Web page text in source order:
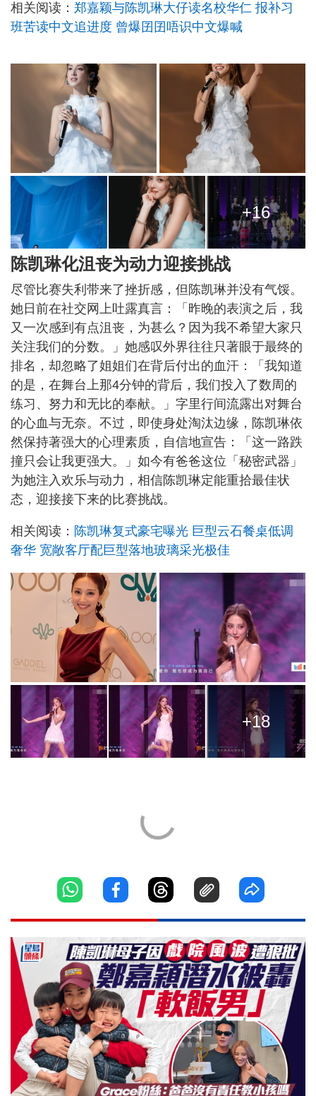
相关阅读： 郑嘉颖与陈凯琳大仔读名校华仁 报补习
班苦读中文追进度 曾爆囝囝唔识中文爆喊
+16
陈凯琳化沮丧为动力迎接挑战
尽管比赛失利带来了挫折感，但陈凯琳并没有气馁。
她日前在社交网上吐露真言：「昨晚的表演之后，我
又一次感到有点沮丧，为甚么？因为我不希望大家只
关注我们的分数。」她感叹外界往往只著眼于最终的
排名，却忽略了姐姐们在背后付出的血汗：「我知道
的是，在舞台上那4分钟的背后，我们投入了数周的
练习、努力和无比的奉献。」字里行间流露出对舞台
的心血与无奈。不过，即使身处淘汰边缘，陈凯琳依
然保持著强大的心理素质，自信地宣告：「这一路跌
撞只会让我更强大。」如今有爸爸这位「秘密武器」
为她注入欢乐与动力，相信陈凯琳定能重拾最佳状
态，迎接接下来的比赛挑战。
相关阅读： 陈凯琳复式豪宅曝光 巨型云石餐桌低调
奢华 宽敞客厅配巨型落地玻璃采光极佳
+18